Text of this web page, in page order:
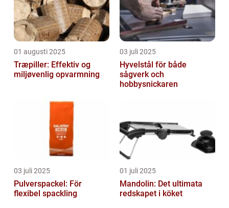
01 augusti 2025
Træpiller: Effektiv og
miljøvenlig opvarmning
03 juli 2025
Hyvelstål för både
sågverk och
hobbysnickaren
03 juli 2025
Pulverspackel: För
flexibel spackling
01 juli 2025
Mandolin: Det ultimata
redskapet i köket